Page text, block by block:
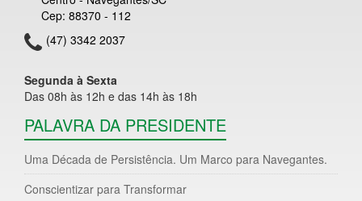
Cep: 88370 - 112
(47) 3342 2037
Segunda à Sexta
Das 08h às 12h e das 14h às 18h
PALAVRA DA PRESIDENTE
Uma Década de Persistência. Um Marco para Navegantes.
Conscientizar para Transformar